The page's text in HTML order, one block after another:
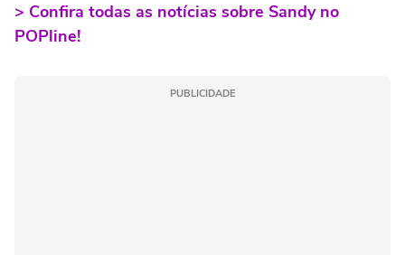
> Confira todas as notícias sobre Sandy no
POPline!
PUBLICIDADE